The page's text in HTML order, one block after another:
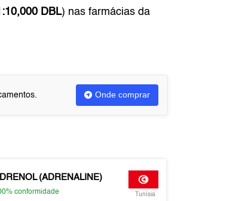
DBL) nas farmácias da
Onde comprar
(ADRENALINE)
conformidade Tunísia